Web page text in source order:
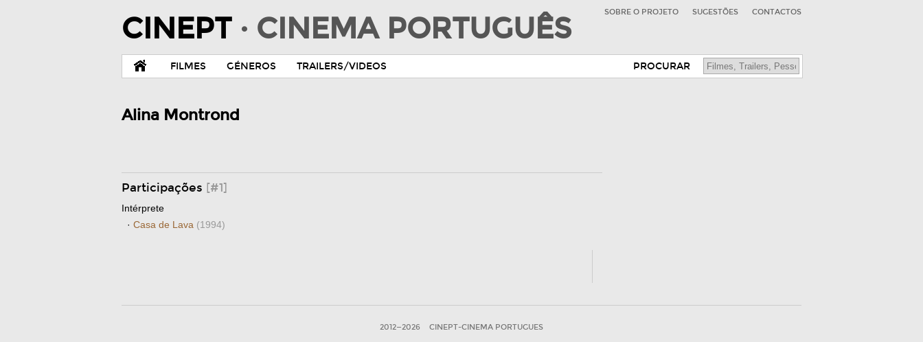
CINEPT · CINEMA PORTUGUÊS SOBRE O PROJETO SUGESTÕES CONTACTOS
FILMES GÉNEROS TRAILERS/VIDEOS PROCURAR
Alina Montrond
Participações [#1]
Intérprete
· Casa de Lava (1994)
2012—2026 CINEPT-CINEMA PORTUGUES